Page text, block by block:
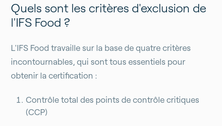
Quels sont les critères d'exclusion de
l'IFS Food ?
L'IFS Food travaille sur la base de quatre critères
incontournables, qui sont tous essentiels pour
obtenir la certification :
Contrôle total des points de contrôle critiques
(CCP)